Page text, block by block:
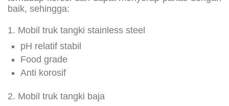
baik, sehingga:
1. Mobil truk tangki stainless steel
pH relatif stabil
Food grade
Anti korosif
2. Mobil truk tangki baja